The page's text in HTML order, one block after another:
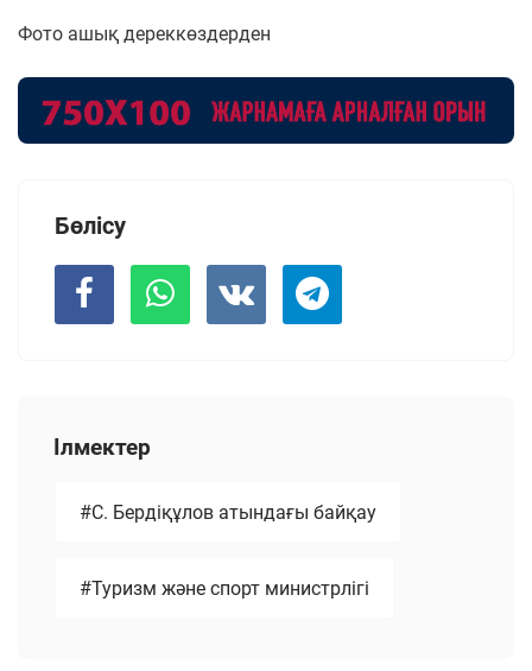
Фото ашық дереккөздерден
Бөлісу
Ілмектер
#С. Бердіқұлов атындағы байқау
#Туризм және спорт министрлігі